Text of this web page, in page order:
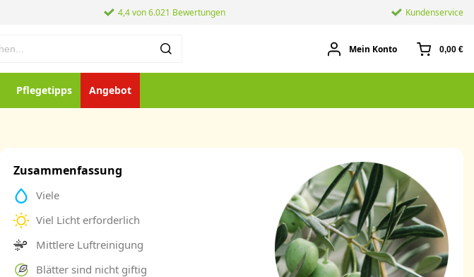
4,4 von 6.021 Bewertungen Kundenservice
Mein Konto 0,00 €
Pflegetipps Angebot
Zusammenfassung
Viele
Viel Licht erforderlich
Mittlere Luftreinigung
Blätter sind nicht giftig